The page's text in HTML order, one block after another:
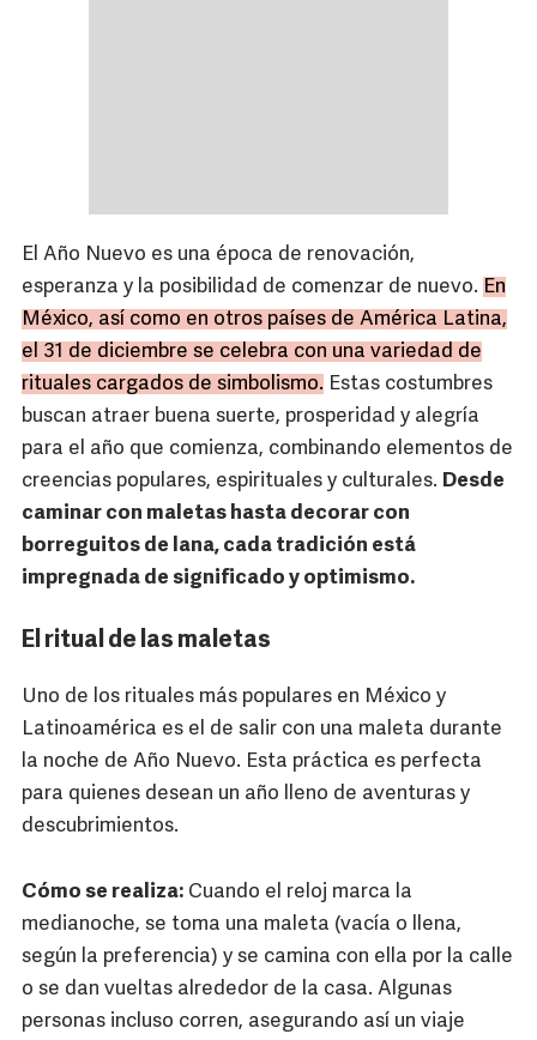
El Año Nuevo es una época de renovación,
esperanza y la posibilidad de comenzar de nuevo. En
México, así como en otros países de América Latina,
el 31 de diciembre se celebra con una variedad de
rituales cargados de simbolismo. Estas costumbres
buscan atraer buena suerte, prosperidad y alegría
para el año que comienza, combinando elementos de
creencias populares, espirituales y culturales. Desde
caminar con maletas hasta decorar con
borreguitos de lana, cada tradición está
impregnada de significado y optimismo.
El ritual de las maletas
Uno de los rituales más populares en México y
Latinoamérica es el de salir con una maleta durante
la noche de Año Nuevo. Esta práctica es perfecta
para quienes desean un año lleno de aventuras y
descubrimientos.
Cómo se realiza: Cuando el reloj marca la
medianoche, se toma una maleta (vacía o llena,
según la preferencia) y se camina con ella por la calle
o se dan vueltas alrededor de la casa. Algunas
personas incluso corren, asegurando así un viaje